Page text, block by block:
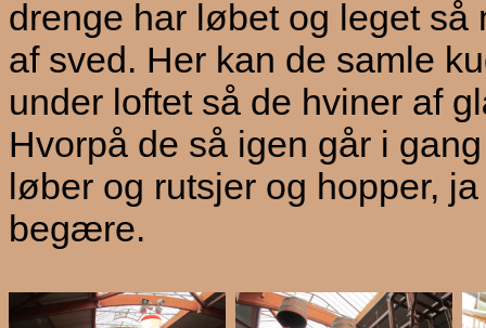
drenge har løbet og leget
af sved. Her kan de samle
under loftet så de hviner af
Hvorpå de så igen går i
løber og rutsjer og hopper,
begære.